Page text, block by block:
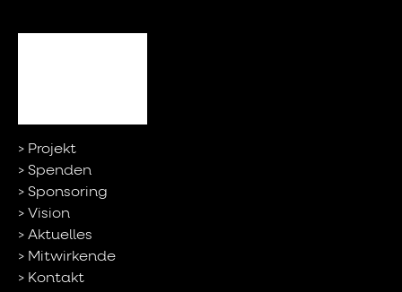
Projekt
Spenden
Sponsoring
Vision
Aktuelles
Mitwirkende
Kontakt